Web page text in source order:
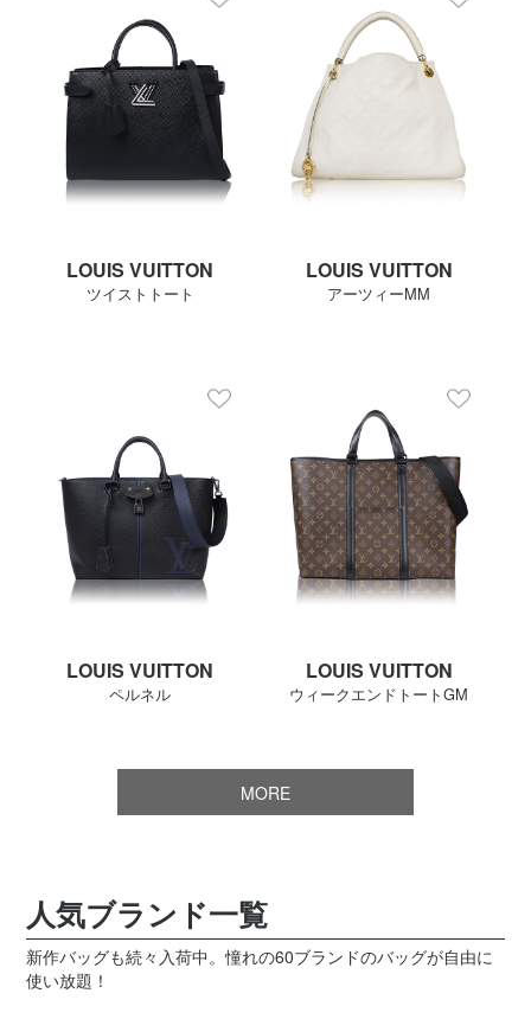
LOUIS VUITTON
ツイストトート
LOUIS VUITTON
アーツィーMM
LOUIS VUITTON
ペルネル
LOUIS VUITTON
ウィークエンドトートGM
MORE
人気ブランド一覧
新作バッグも続々入荷中。憧れの60ブランドのバッグが自由に
使い放題！